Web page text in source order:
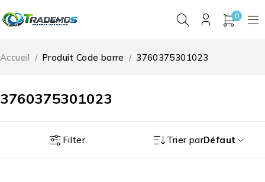
0
3760375301023
Accueil / Produit Code barre / 3760375301023
Filter Trier parDéfaut